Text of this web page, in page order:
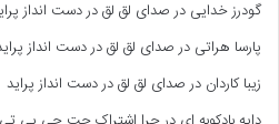
گودرز خدایی درصدای لق لق در دست انداز
پارسا هراتی درصدای لق لق در دست انداز
زیبا کاردان درصدای لق لق در دست انداز پراید